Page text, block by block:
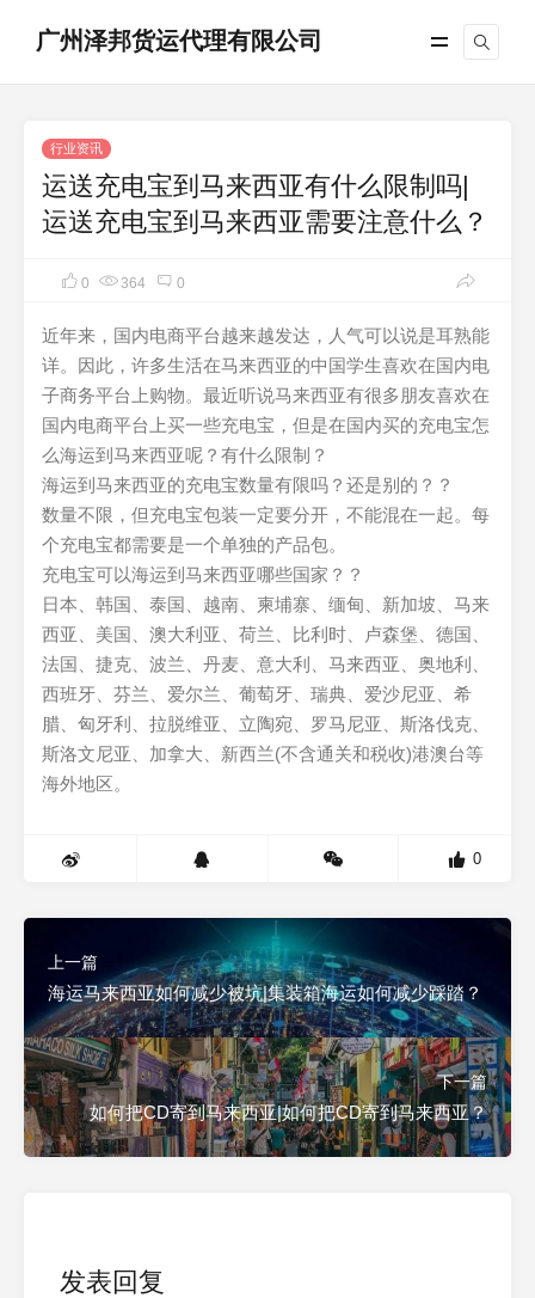
广州泽邦货运代理有限公司
行业资讯
运送充电宝到马来西亚有什么限制吗|
运送充电宝到马来西亚需要注意什么？
0 364 0
近年来，国内电商平台越来越发达，人气可以说是耳熟能
详。因此，许多生活在马来西亚的中国学生喜欢在国内电
子商务平台上购物。最近听说马来西亚有很多朋友喜欢在
国内电商平台上买一些充电宝，但是在国内买的充电宝怎
么海运到马来西亚呢？有什么限制？
海运到马来西亚的充电宝数量有限吗？还是别的？？
数量不限，但充电宝包装一定要分开，不能混在一起。每
个充电宝都需要是一个单独的产品包。
充电宝可以海运到马来西亚哪些国家？？
日本、韩国、泰国、越南、柬埔寨、缅甸、新加坡、马来
西亚、美国、澳大利亚、荷兰、比利时、卢森堡、德国、
法国、捷克、波兰、丹麦、意大利、马来西亚、奥地利、
西班牙、芬兰、爱尔兰、葡萄牙、瑞典、爱沙尼亚、希
腊、匈牙利、拉脱维亚、立陶宛、罗马尼亚、斯洛伐克、
斯洛文尼亚、加拿大、新西兰(不含通关和税收)港澳台等
海外地区。
0
上一篇
海运马来西亚如何减少被坑|集装箱海运如何减少踩踏？
下一篇
如何把CD寄到马来西亚|如何把CD寄到马来西亚？
发表回复